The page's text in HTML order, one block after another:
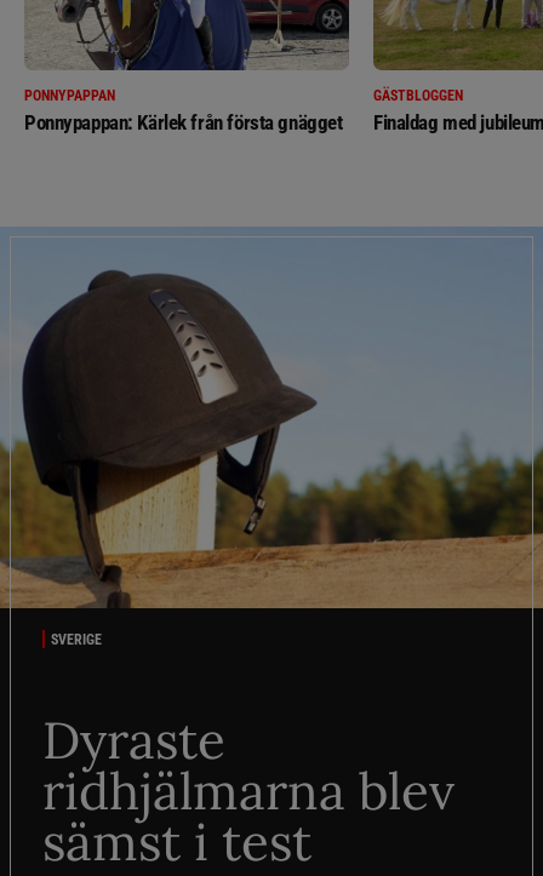
PONNYPAPPAN
Ponnypappan: Kärlek från första gnägget
GÄSTBLOGGEN
Finaldag med
SVERIGE
Dyraste
ridhjälmarna blev
sämst i test